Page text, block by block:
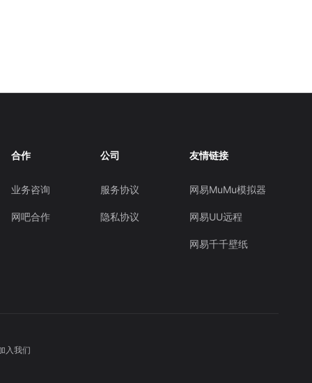
合作
业务咨询
网吧合作
公司
服务协议
隐私协议
友情链接
网易MuMu模拟器
网易UU远程
网易千千壁纸
入我们